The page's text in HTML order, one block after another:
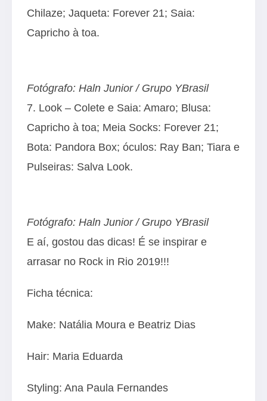
Chilaze; Jaqueta: Forever 21; Saia:
Capricho à toa.
Fotógrafo: Haln Junior / Grupo YBrasil
7. Look – Colete e Saia: Amaro; Blusa:
Capricho à toa; Meia Socks: Forever 21;
Bota: Pandora Box; óculos: Ray Ban; Tiara e
Pulseiras: Salva Look.
Fotógrafo: Haln Junior / Grupo YBrasil
E aí, gostou das dicas! É se inspirar e
arrasar no Rock in Rio 2019!!!
Ficha técnica:
Make: Natália Moura e Beatriz Dias
Hair: Maria Eduarda
Styling: Ana Paula Fernandes